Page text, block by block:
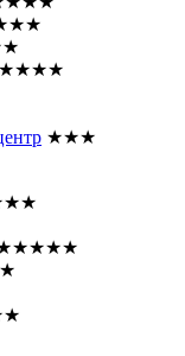
★★★